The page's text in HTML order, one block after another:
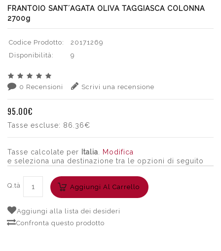
FRANTOIO SANT´AGATA OLIVA TAGGIASCA COLONNA
2700g
Codice Prodotto:
20171269
Disponibilità:
9
0 Recensioni Scrivi una recensione
95.00€
Tasse escluse: 86.36€
Tasse calcolate per Italia
Modifica
e seleziona una destinazione tra le opzioni di seguito
Q.tà Aggiungi Al Carrello
Aggiungi alla lista dei desideri
Confronta questo prodotto